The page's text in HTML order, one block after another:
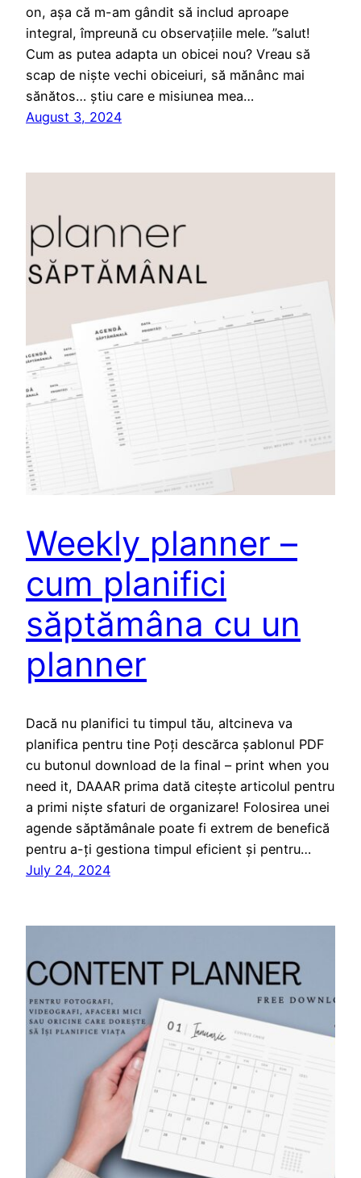
on, așa că m-am gândit să includ aproape
integral, împreună cu observațiile mele. ”salut!
Cum as putea adapta un obicei nou? Vreau să
scap de niște vechi obiceiuri, să mănânc mai
sănătos… știu care e misiunea mea…
August 3, 2024
Weekly planner –
cum planifici
săptămâna cu un
planner
Dacă nu planifici tu timpul tău, altcineva va
planifica pentru tine Poți descărca șablonul PDF
cu butonul download de la final – print when you
need it, DAAAR prima dată citește articolul pentru
a primi niște sfaturi de organizare! Folosirea unei
agende săptămânale poate fi extrem de benefică
pentru a-ți gestiona timpul eficient și pentru…
July 24, 2024